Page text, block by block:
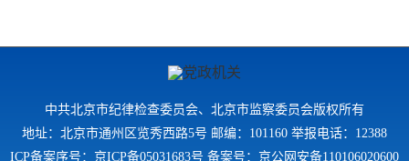
中共北京市纪律检查委员会、北京市监察委员会版权所有
地址：北京市通州区览秀西路5号 邮编：101160 举报电话：12388
ICP备案序号：京ICP备05031683号 备案号：京公网安备110106020600